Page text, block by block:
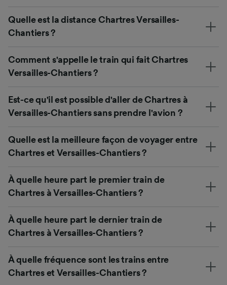
Quelle est la distance Chartres Versailles-
Chantiers ?
Comment s'appelle le train qui fait Chartres
Versailles-Chantiers ?
Est-ce qu'il est possible d'aller de Chartres à
Versailles-Chantiers sans prendre l'avion ?
Quelle est la meilleure façon de voyager entre
Chartres et Versailles-Chantiers ?
À quelle heure part le premier train de
Chartres à Versailles-Chantiers ?
À quelle heure part le dernier train de
Chartres à Versailles-Chantiers ?
À quelle fréquence sont les trains entre
Chartres et Versailles-Chantiers ?